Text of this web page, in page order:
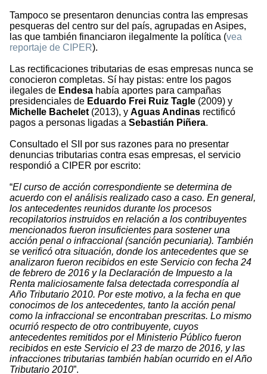
Tampoco se presentaron denuncias contra las empresas
pesqueras del centro sur del país, agrupadas en Asipes,
las que también financiaron ilegalmente la política (vea
reportaje de CIPER).
Las rectificaciones tributarias de esas empresas nunca se
conocieron completas. Sí hay pistas: entre los pagos
ilegales de Endesa había aportes para campañas
presidenciales de Eduardo Frei Ruiz Tagle (2009) y
Michelle Bachelet (2013), y Aguas Andinas rectificó
pagos a personas ligadas a Sebastián Piñera.
Consultado el SII por sus razones para no presentar
denuncias tributarias contra esas empresas, el servicio
respondió a CIPER por escrito:
“El curso de acción correspondiente se determina de
acuerdo con el análisis realizado caso a caso. En general,
los antecedentes reunidos durante los procesos
recopilatorios instruidos en relación a los contribuyentes
mencionados fueron insuficientes para sostener una
acción penal o infraccional (sanción pecuniaria). También
se verificó otra situación, donde los antecedentes que se
analizaron fueron recibidos en este Servicio con fecha 24
de febrero de 2016 y la Declaración de Impuesto a la
Renta maliciosamente falsa detectada correspondía al
Año Tributario 2010. Por este motivo, a la fecha en que
conocimos de los antecedentes, tanto la acción penal
como la infraccional se encontraban prescritas. Lo mismo
ocurrió respecto de otro contribuyente, cuyos
antecedentes remitidos por el Ministerio Público fueron
recibidos en este Servicio el 23 de marzo de 2016, y las
infracciones tributarias también habían ocurrido en el Año
Tributario 2010”.